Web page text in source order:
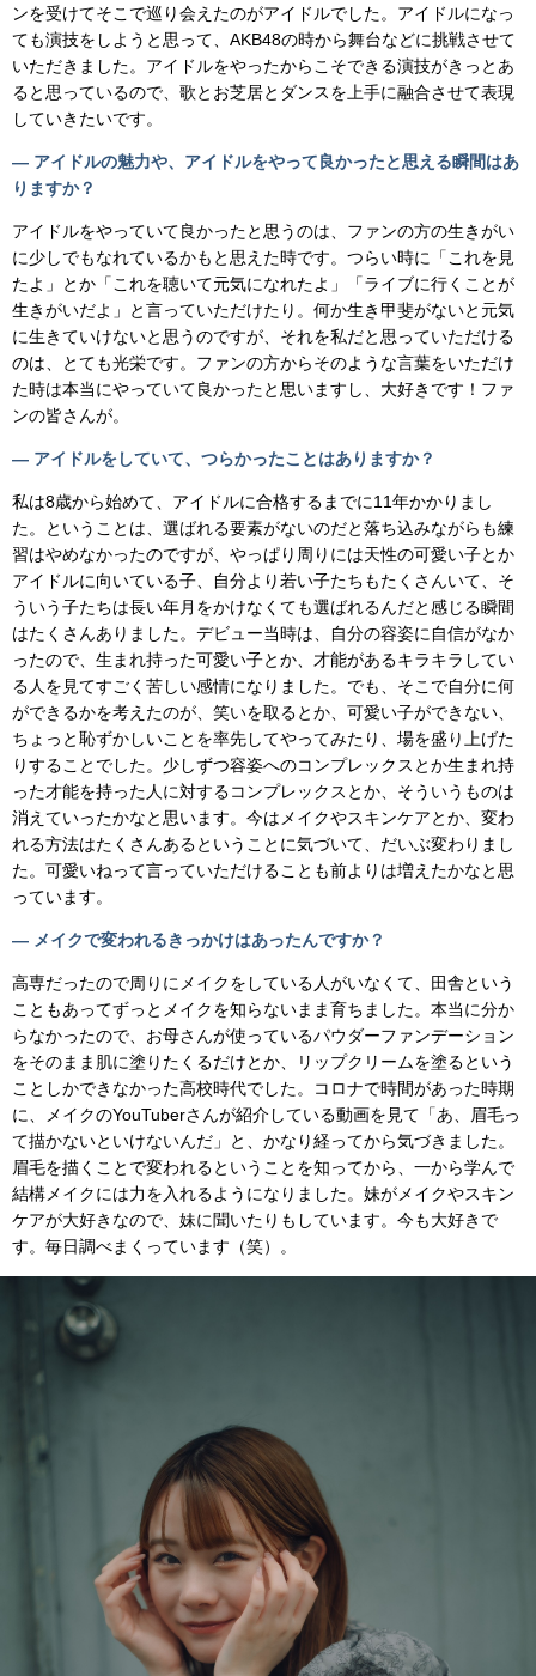
ンを受けてそこで巡り会えたのがアイドルでした。アイドルになっ
ても演技をしようと思って、AKB48の時から舞台などに挑戦させて
いただきました。アイドルをやったからこそできる演技がきっとあ
ると思っているので、歌とお芝居とダンスを上手に融合させて表現
していきたいです。
— アイドルの魅力や、アイドルをやって良かったと思える瞬間はあ
りますか？
アイドルをやっていて良かったと思うのは、ファンの方の生きがい
に少しでもなれているかもと思えた時です。つらい時に「これを見
たよ」とか「これを聴いて元気になれたよ」「ライブに行くことが
生きがいだよ」と言っていただけたり。何か生き甲斐がないと元気
に生きていけないと思うのですが、それを私だと思っていただける
のは、とても光栄です。ファンの方からそのような言葉をいただけ
た時は本当にやっていて良かったと思いますし、大好きです！ファ
ンの皆さんが。
— アイドルをしていて、つらかったことはありますか？
私は8歳から始めて、アイドルに合格するまでに11年かかりまし
た。ということは、選ばれる要素がないのだと落ち込みながらも練
習はやめなかったのですが、やっぱり周りには天性の可愛い子とか
アイドルに向いている子、自分より若い子たちもたくさんいて、そ
ういう子たちは長い年月をかけなくても選ばれるんだと感じる瞬間
はたくさんありました。デビュー当時は、自分の容姿に自信がなか
ったので、生まれ持った可愛い子とか、才能があるキラキラしてい
る人を見てすごく苦しい感情になりました。でも、そこで自分に何
ができるかを考えたのが、笑いを取るとか、可愛い子ができない、
ちょっと恥ずかしいことを率先してやってみたり、場を盛り上げた
りすることでした。少しずつ容姿へのコンプレックスとか生まれ持
った才能を持った人に対するコンプレックスとか、そういうものは
消えていったかなと思います。今はメイクやスキンケアとか、変わ
れる方法はたくさんあるということに気づいて、だいぶ変わりまし
た。可愛いねって言っていただけることも前よりは増えたかなと思
っています。
— メイクで変われるきっかけはあったんですか？
高専だったので周りにメイクをしている人がいなくて、田舎という
こともあってずっとメイクを知らないまま育ちました。本当に分か
らなかったので、お母さんが使っているパウダーファンデーション
をそのまま肌に塗りたくるだけとか、リップクリームを塗るという
ことしかできなかった高校時代でした。コロナで時間があった時期
に、メイクのYouTuberさんが紹介している動画を見て「あ、眉毛っ
て描かないといけないんだ」と、かなり経ってから気づきました。
眉毛を描くことで変われるということを知ってから、一から学んで
結構メイクには力を入れるようになりました。妹がメイクやスキン
ケアが大好きなので、妹に聞いたりもしています。今も大好きで
す。毎日調べまくっています（笑）。